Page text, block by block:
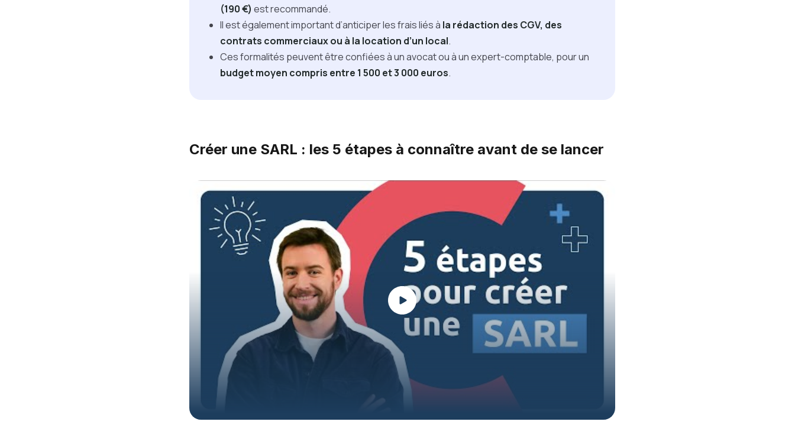
(190 €) est recommandé.
Il est également important d’anticiper les frais liés à la rédaction des CGV, des
contrats commerciaux ou à la location d’un local.
Ces formalités peuvent être confiées à un avocat ou à un expert-comptable, pour un
budget moyen compris entre 1 500 et 3 000 euros.
Créer une SARL : les 5 étapes à connaître avant de se lancer
Play